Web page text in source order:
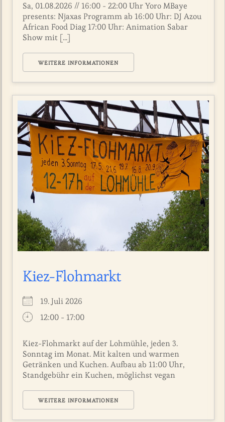
Sa, 01.08.2026 // 16:00 - 22:00 Uhr Yoro MBaye
presents: Njaxas Programm ab 16:00 Uhr: DJ Azou
African Food Diag 17:00 Uhr: Animation Sabar
Show mit [...]
WEITERE INFORMATIONEN
Kiez-Flohmarkt
19. Juli 2026
12:00 - 17:00
Kiez-Flohmarkt auf der Lohmühle, jeden 3.
Sonntag im Monat. Mit kalten und warmen
Getränken und Kuchen. Aufbau ab 11:00 Uhr,
Standgebühr ein Kuchen, möglichst vegan
WEITERE INFORMATIONEN